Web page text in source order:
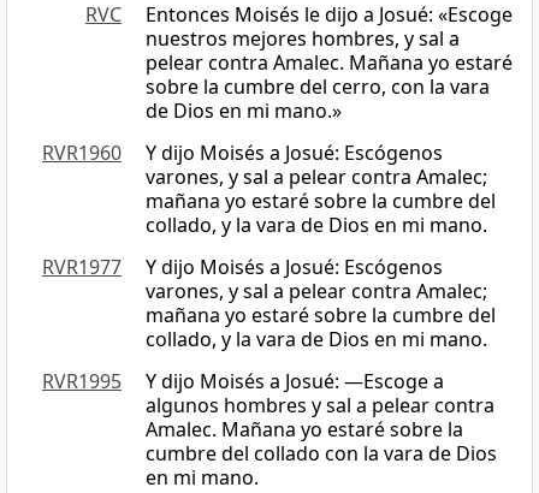
RVC
Entonces Moisés le dijo a Josué: «Escoge
nuestros mejores hombres, y sal a
pelear contra Amalec. Mañana yo estaré
sobre la cumbre del cerro, con la vara
de Dios en mi mano.»
RVR1960
Y dijo Moisés a Josué: Escógenos
varones, y sal a pelear contra Amalec;
mañana yo estaré sobre la cumbre del
collado, y la vara de Dios en mi mano.
RVR1977
Y dijo Moisés a Josué: Escógenos
varones, y sal a pelear contra Amalec;
mañana yo estaré sobre la cumbre del
collado, y la vara de Dios en mi mano.
RVR1995
Y dijo Moisés a Josué: —Escoge a
algunos hombres y sal a pelear contra
Amalec. Mañana yo estaré sobre la
cumbre del collado con la vara de Dios
en mi mano.